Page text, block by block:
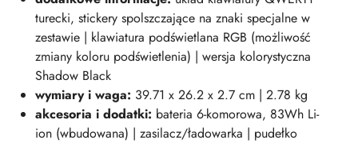
turecki, stickery spolszczające na znaki specjalne w
zestawie | klawiatura podświetlana RGB (możliwość
zmiany koloru podświetlenia) | wersja kolorystyczna
Shadow Black
wymiary i waga: 39.71 x 26.2 x 2.7 cm | 2.78 kg
akcesoria i dodatki: bateria 6-komorowa, 83Wh Li-
ion (wbudowana) | zasilacz/ładowarka | pudełko